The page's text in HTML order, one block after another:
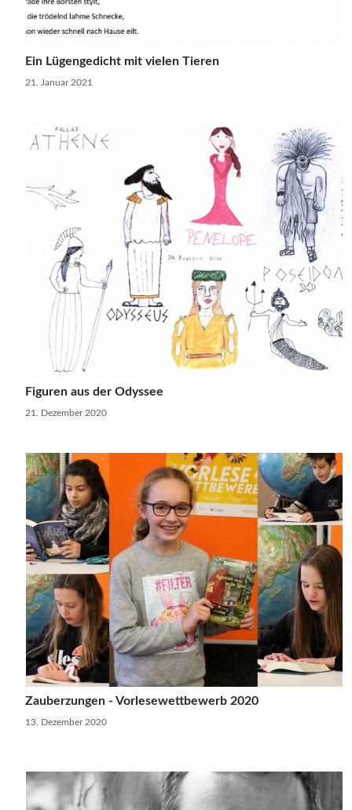
Ein Lügengedicht mit vielen Tieren
21. Januar 2021
Figuren aus der Odyssee
21. Dezember 2020
Zauberzungen - Vorlesewettbewerb 2020
13. Dezember 2020